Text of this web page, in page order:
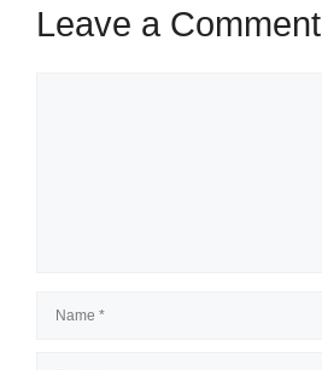
Leave a Comment